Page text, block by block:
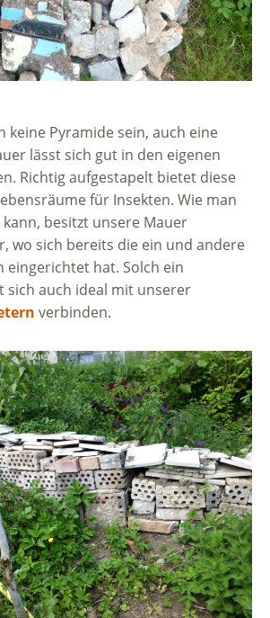
keine Pyramide sein, auch eine
lässt sich gut in den eigenen
Richtig aufgestapelt bietet diese
für Insekten. Wie man
besitzt unsere Mauer
wo sich bereits die ein und andere
eingerichtet hat. Solch ein
sich auch ideal mit unserer
verbinden.